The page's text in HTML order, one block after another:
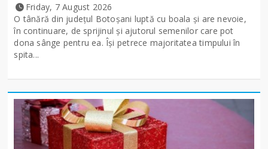
Friday, 7 August 2026
O tânără din județul Botoșani luptă cu boala și are nevoie,
în continuare, de sprijinul și ajutorul semenilor care pot
dona sânge pentru ea. Își petrece majoritatea timpului în
spita...